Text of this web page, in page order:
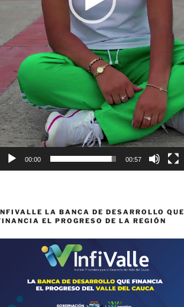
00:00 00:57
LA BANCA DE DESARROLLO QUE
EL PROGRESO DE LA REGIÓN